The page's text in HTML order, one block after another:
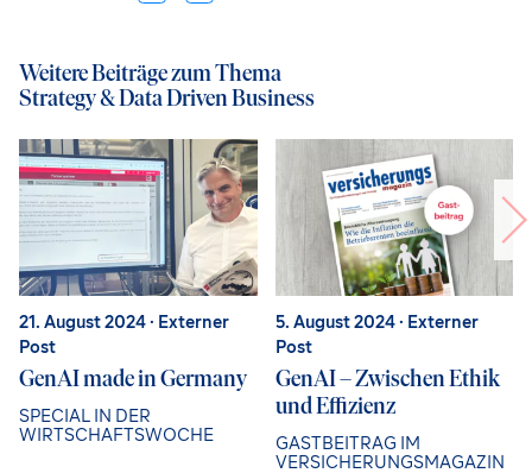
Weitere Beiträge zum Thema
Strategy & Data Driven Business
21. August 2024· Externer
Post
GenAI made in Germany
SPECIAL IN DER
WIRTSCHAFTSWOCHE
5. August 2024 · Externer
Post
GenAI – Zwischen Ethik
und Effizienz
GASTBEITRAG IM
VERSICHERUNGSMAGAZIN